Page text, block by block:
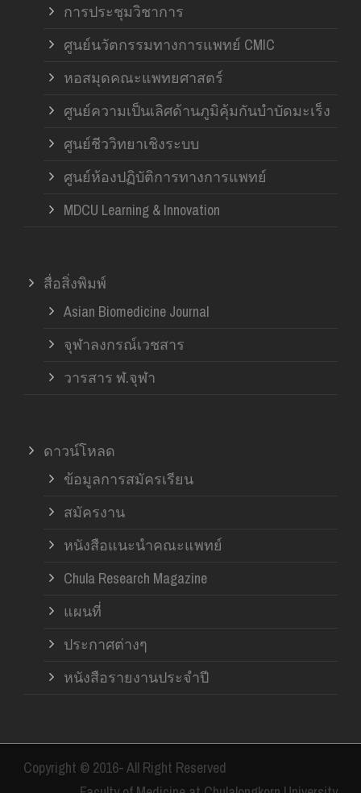
การประชุมวิชาการ
ศูนย์นวัตกรรมทางการแพทย์ CMIC
หอสมุดคณะแพทยศาสตร์
ศูนย์ความเป็นเลิศด้านภูมิคุ้มกันบำบัดมะเร็ง
ศูนย์ชีววิทยาเชิงระบบ
ศูนย์ห้องปฏิบัติการทางการแพทย์
MDCU Learning & Innovation
สื่อสิ่งพิมพ์
Asian Biomedicine Journal
จุฬาลงกรณ์เวชสาร
วารสาร ฬ.จุฬา
ดาวน์โหลด
ข้อมูลการสมัครเรียน
สมัครงาน
หนังสือแนะนำคณะแพทย์
Chula Research Magazine
แผนที่
ประกาศต่างๆ
หนังสือรายงานประจำปี
Copyright © 2016- All Right Reserved